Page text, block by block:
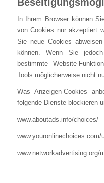
In Ihrem Browser können
von Cookies nur akzeptiert
Sie neue Cookies
können. Wenn Sie
bestimmte Website-
Tools möglicherweise nicht
Was Anzeigen-Cookies
folgende Dienste blockieren
www.aboutads.info/choices/
www.networkadvertising.org/